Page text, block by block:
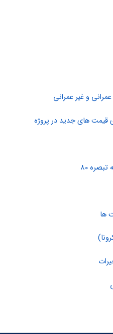
و غیر عمرانی
های جدید در پروژه
80
ها